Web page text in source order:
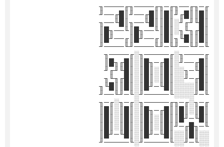
╓─╖╓──╖╓─╖╓────╖╓────╖
║█║║█╓╜║█║║█╓──╜║█╓──╜
║█╙╜╓╜░║█║║█╙──╖║█╙──╖
║█╓╖╙╖░║█║╙──╖█║╙──╖█║
║█║║█╙╖║█║╓──╜█║╓──╜█║
╙─╜╙──╜╙─╜╙────╜╙────╜
╓────╖░╓─────╖░╓────╖
║█╓──╜░║█╓─╖█║░║█╓╖█║
║█╙─╖░░║█║░║█║░║█╙╜╓╜
║█╓─╜░░║█║░║█║░║█╓╖╙╖
║█║░░░░║█╙─╜█║░║█║║█╙╖
╙─╜░░░░╙─────╜░╙─╜╙──╜
╓─╖░╓─╖╓─────╖░╓─╖░╓─╖
║█║░║█║║█╓─╖█║░║█║░║█║
║█╙─╜█║║█║░║█║░║█║░║█║
╙─╖█╓─╜║█║░║█║░║█║░║█║
░░║█║░░║█╙─╜█║░║█╙─╜█║
░░╙─╜░░╙─────╜░╙─────╜